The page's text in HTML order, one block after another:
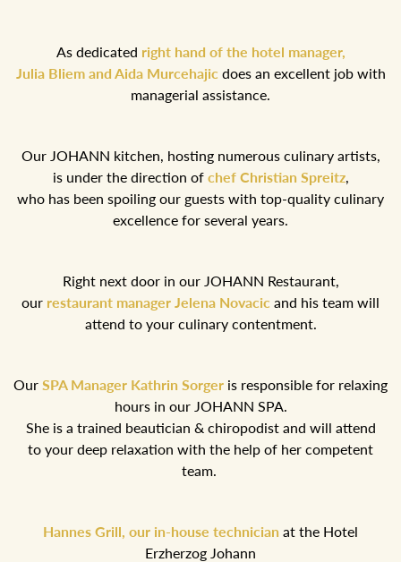
As dedicated right hand of the hotel manager,
Julia Bliem and Aida Murcehajic does an excellent job with
managerial assistance.
Our JOHANN kitchen, hosting numerous culinary artists,
is under the direction of chef Christian Spreitz,
who has been spoiling our guests with top-quality culinary
excellence for several years.
Right next door in our JOHANN Restaurant,
our restaurant manager Jelena Novacic and his team will
attend to your culinary contentment.
Our SPA Manager Kathrin Sorger is responsible for relaxing
hours in our JOHANN SPA.
She is a trained beautician & chiropodist and will attend
to your deep relaxation with the help of her competent
team.
Hannes Grill, our in-house technician at the Hotel
Erzherzog Johann